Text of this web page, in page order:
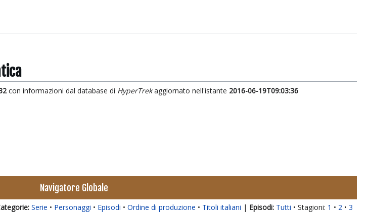
con informazioni dal database di HyperTrekaggiornato nell'istante 2016-06-19T09:03:36
Navigatore Globale
Serie Personaggi Episodi Ordine di produzione Titoli italiani | Tutti Stagioni: 1 2
3